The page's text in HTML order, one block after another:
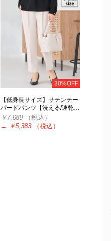
30%OFF
【低身長サイズ】サテンテー
パードパンツ【洗える/速乾…
￥7,689（税込）
→
￥5,383 （税込）